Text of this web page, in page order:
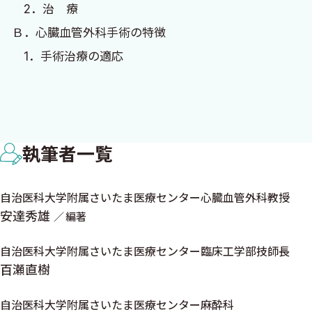
2．治 療
Ｂ．心臓血管外科手術の特徴
1．手術治療の適応
2．緊急症例の受け入れ
1．入院時一般検査項目
2．虚血性心疾患の検査
3．心臓弁膜症の検査
4．先天性心疾患（成人）の検査
執筆者一覧
自治医科大学附属さいたま医療センター心臓血管外科教授
安達秀雄 編著
自治医科大学附属さいたま医療センター臨床工学部技師長
百瀬直樹
自治医科大学附属さいたま医療センター麻酔科